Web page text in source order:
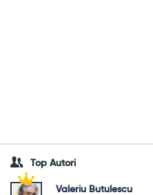
Top Autori
Valeriu Butulescu